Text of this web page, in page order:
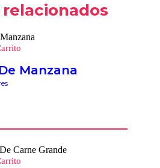
Manzana